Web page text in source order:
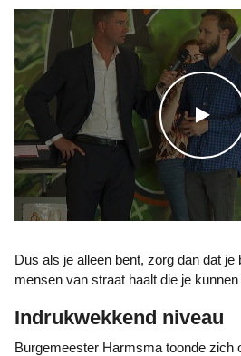
Dus als je alleen bent, zorg dan dat je bijvoorbeeld een paar
mensen van straat haalt die je kunnen
Indrukwekkend niveau
Burgemeester Harmsma toonde zich onder de indruk van het